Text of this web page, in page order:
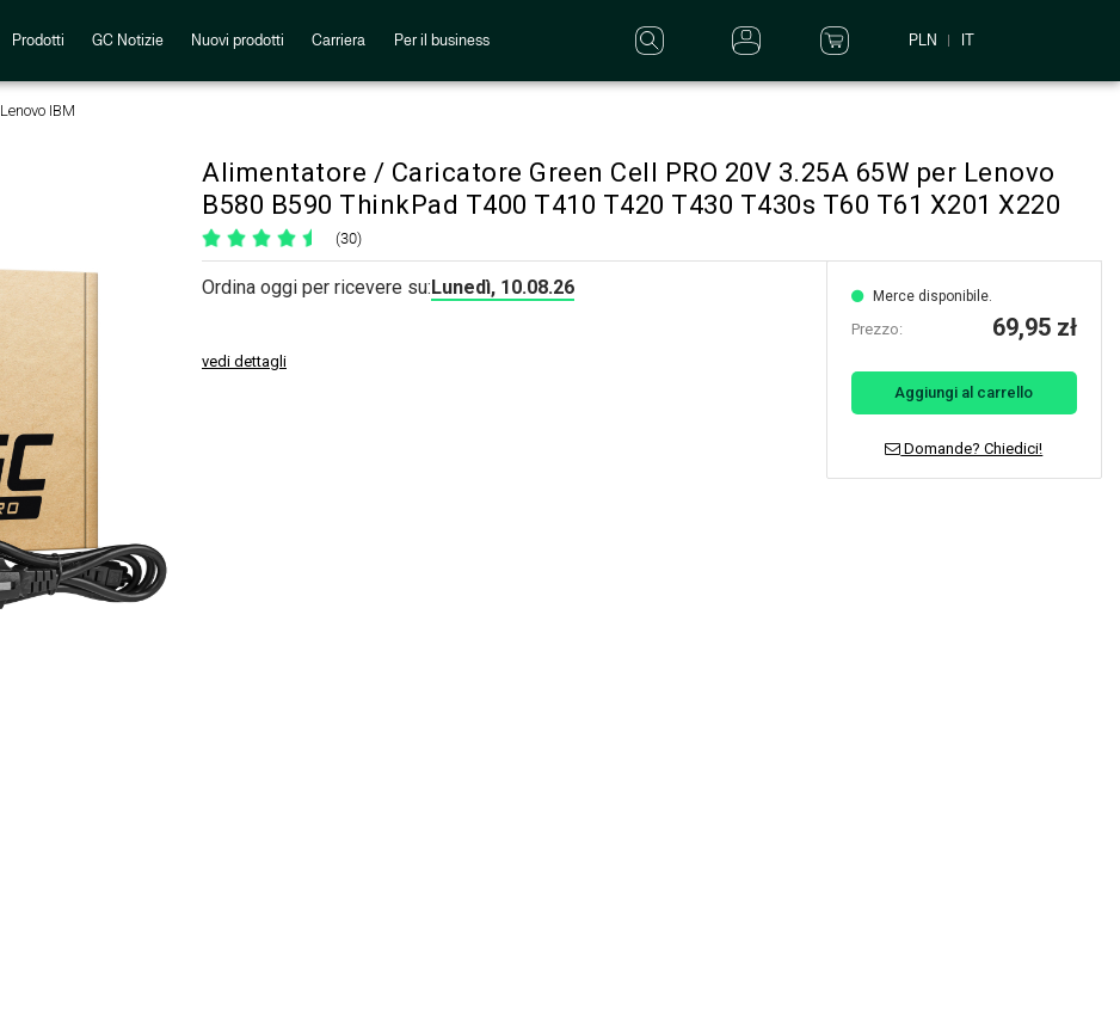
Prodotti GC Notizie Nuovi prodotti Carriera Per il business PLN IT
Lenovo IBM
Alimentatore / Caricatore Green Cell PRO 20V 3.25A 65W per Lenovo
B580 B590 ThinkPad T400 T410 T420 T430 T430s T60 T61 X201 X220
(30)
Ordina oggi per ricevere su:Lunedì, 10.08.26
vedi dettagli
Merce disponibile.
Prezzo: 69,95 zł
Aggiungi al carrello
Domande? Chiedici!